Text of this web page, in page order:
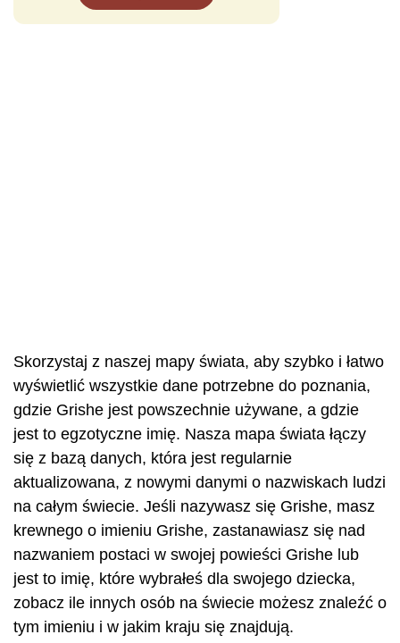
Skorzystaj z naszej mapy świata, aby szybko i łatwo
wyświetlić wszystkie dane potrzebne do poznania,
gdzie Grishe jest powszechnie używane, a gdzie
jest to egzotyczne imię. Nasza mapa świata łączy
się z bazą danych, która jest regularnie
aktualizowana, z nowymi danymi o nazwiskach ludzi
na całym świecie. Jeśli nazywasz się Grishe, masz
krewnego o imieniu Grishe, zastanawiasz się nad
nazwaniem postaci w swojej powieści Grishe lub
jest to imię, które wybrałeś dla swojego dziecka,
zobacz ile innych osób na świecie możesz znaleźć o
tym imieniu i w jakim kraju się znajdują.